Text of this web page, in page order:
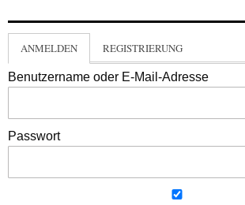
ANMELDEN REGISTRIERUNG
Benutzername oder E-Mail-Adresse
Passwort